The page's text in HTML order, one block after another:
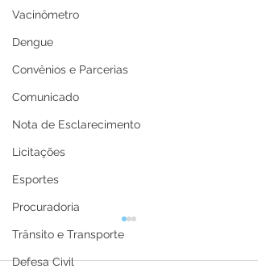
Vacinômetro
Dengue
Convênios e Parcerias
Comunicado
Nota de Esclarecimento
Licitações
Esportes
Procuradoria
Trânsito e Transporte
Defesa Civil